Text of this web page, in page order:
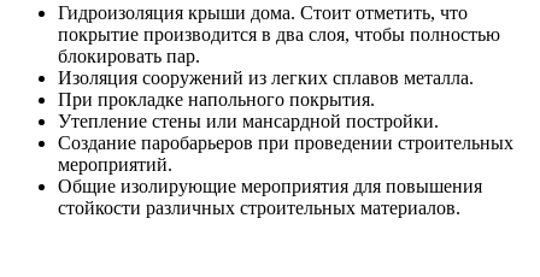
Гидроизоляция крыши дома. Стоит отметить, что
покрытие производится в два слоя, чтобы полностью
блокировать пар.
Изоляция сооружений из легких сплавов металла.
При прокладке напольного покрытия.
Утепление стены или мансардной постройки.
Создание паробарьеров при проведении строительных
мероприятий.
Общие изолирующие мероприятия для повышения
стойкости различных строительных материалов.